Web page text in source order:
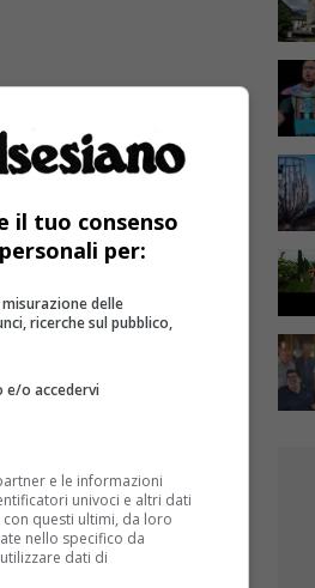
il tuo consenso
per:
delle
ricerche sul pubblico,
e/o accedervi
e le informazioni
univoci e altri dati
questi ultimi, da loro
nello specifico da
dati di